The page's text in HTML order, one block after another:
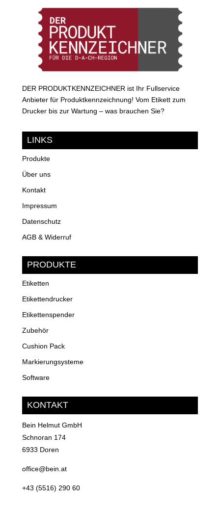
DER PRODUKTKENNZEICHNER ist Ihr Fullservice
Anbieter für Produktkennzeichnung! Vom Etikett zum
Drucker bis zur Wartung – was brauchen Sie?
LINKS
Produkte
Über uns
Kontakt
Impressum
Datenschutz
AGB & Widerruf
PRODUKTE
Etiketten
Etikettendrucker
Etikettenspender
Zubehör
Cushion Pack
Markierungsysteme
Software
KONTAKT
Bein Helmut GmbH
Schnoran 174
6933 Doren
office@bein.at
+43 (5516) 290 60